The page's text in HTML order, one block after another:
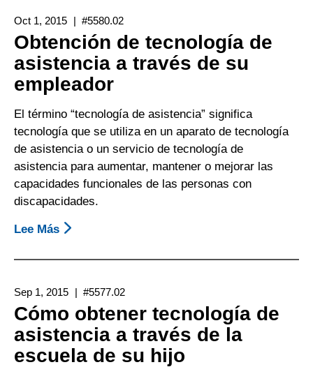
Rehabilitación)
De
California
Para
La
Comunicación
A
De
La
Escuela
De
Su
Hijo
Oct 1, 2015 #5580.02
Obtención de tecnología de
asistencia a través de su
empleador
El término “tecnología de asistencia” significa
tecnología que se utiliza en un aparato de tecnología
de asistencia o un servicio de tecnología de
asistencia para aumentar, mantener o mejorar las
capacidades funcionales de las personas con
discapacidades.
Lee Más Sobre
De
De
Asistencia
A
Través
Sep 1, 2015 #5577.02
Cómo obtener tecnología de
asistencia a través de la
escuela de su hijo